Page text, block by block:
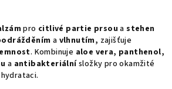
pro citlivé partie prsou astehen
a vlhnutím, zajišťuje
. Kombinuje aloe vera, panthenol,
a antibakteriálnísložky pro okamžité